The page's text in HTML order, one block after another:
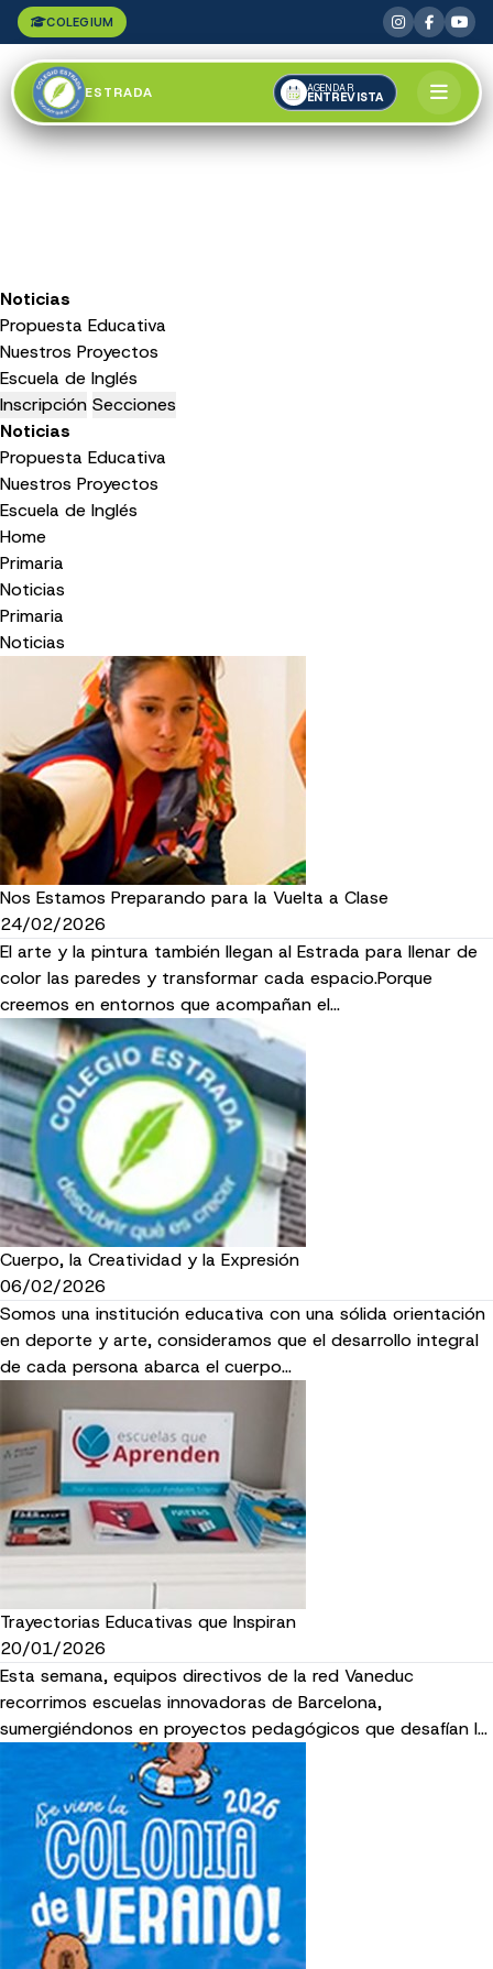
COLEGIUM
ESTRADA AGENDAR
ENTREVISTA
Noticias
Propuesta Educativa
Nuestros Proyectos
Escuela de Inglés
Inscripción Secciones
Noticias
Propuesta Educativa
Nuestros Proyectos
Escuela de Inglés
Home
Primaria
Noticias
Primaria
Noticias
Nos Estamos Preparando para la Vuelta a Clase
24/02/2026
El arte y la pintura también llegan al Estrada para llenar de
color las paredes y transformar cada espacio.Porque
creemos en entornos que acompañan el…
Cuerpo, la Creatividad y la Expresión
06/02/2026
Somos una institución educativa con una sólida orientación
en deporte y arte, consideramos que el desarrollo integral
de cada persona abarca el cuerpo…
Trayectorias Educativas que Inspiran
20/01/2026
Esta semana, equipos directivos de la red Vaneduc
recorrimos escuelas innovadoras de Barcelona,
sumergiéndonos en proyectos pedagógicos que desafían l…